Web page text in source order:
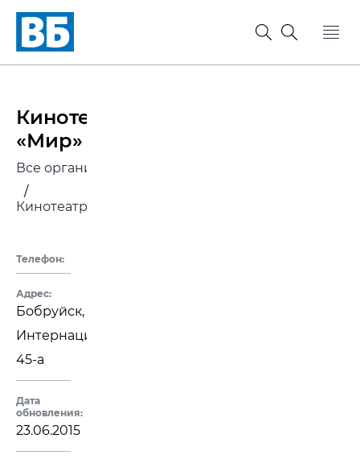
Кинотеатр
«Мир»
Все организации
/
Кинотеатры
Телефон:
Адрес:
Бобруйск,
Интернациональная,
45-а
Дата
обновления:
23.06.2015